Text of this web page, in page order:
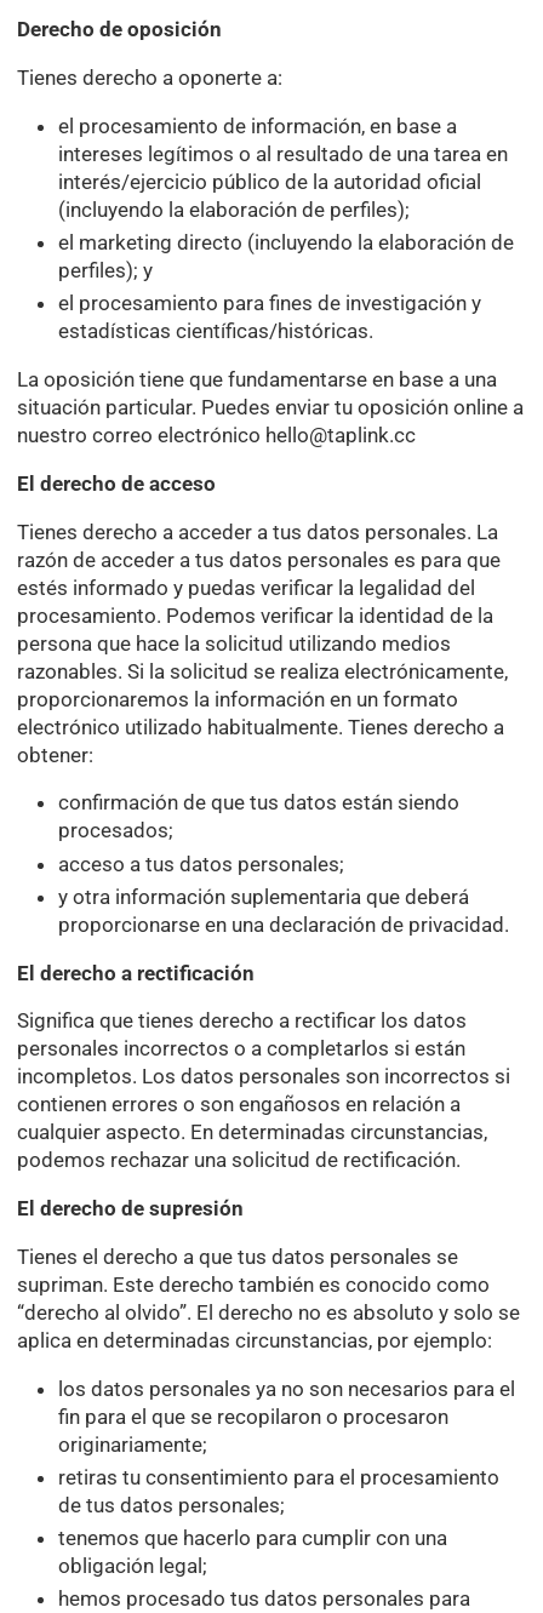
Derecho de oposición
Tienes derecho a oponerte a:
el procesamiento de información, en base a
intereses legítimos o al resultado de una tarea en
interés/ejercicio público de la autoridad oficial
(incluyendo la elaboración de perfiles);
el marketing directo (incluyendo la elaboración de
perfiles); y
el procesamiento para fines de investigación y
estadísticas científicas/históricas.
La oposición tiene que fundamentarse en base a una
situación particular. Puedes enviar tu oposición online a
nuestro correo electrónico hello@taplink.cc
El derecho de acceso
Tienes derecho a acceder a tus datos personales. La
razón de acceder a tus datos personales es para que
estés informado y puedas verificar la legalidad del
procesamiento. Podemos verificar la identidad de la
persona que hace la solicitud utilizando medios
razonables. Si la solicitud se realiza electrónicamente,
proporcionaremos la información en un formato
electrónico utilizado habitualmente. Tienes derecho a
obtener:
confirmación de que tus datos están siendo
procesados;
acceso a tus datos personales;
y otra información suplementaria que deberá
proporcionarse en una declaración de privacidad.
El derecho a rectificación
Significa que tienes derecho a rectificar los datos
personales incorrectos o a completarlos si están
incompletos. Los datos personales son incorrectos si
contienen errores o son engañosos en relación a
cualquier aspecto. En determinadas circunstancias,
podemos rechazar una solicitud de rectificación.
El derecho de supresión
Tienes el derecho a que tus datos personales se
supriman. Este derecho también es conocido como
“derecho al olvido”. El derecho no es absoluto y solo se
aplica en determinadas circunstancias, por ejemplo:
los datos personales ya no son necesarios para el
fin para el que se recopilaron o procesaron
originariamente;
retiras tu consentimiento para el procesamiento
de tus datos personales;
tenemos que hacerlo para cumplir con una
obligación legal;
hemos procesado tus datos personales para